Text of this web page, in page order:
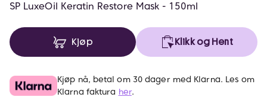
SP LuxeOil Keratin Restore Mask - 150ml
Kjøp Klikk og Hent
Kjøp nå, betal om 30 dager med Klarna. Les om
Klarna faktura her.